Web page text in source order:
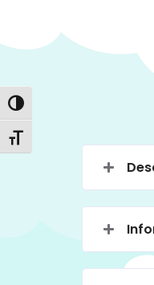
Alternar alto contraste
Alternar tamaño de